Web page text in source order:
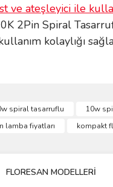
ve ateşleyici ile
2Pin Spiral
kolaylığı
ederiz.
bulunuyor.
spiral tasarruflu 10w
lamba fiyatları
kompakt
FLORESAN MODELLERİ